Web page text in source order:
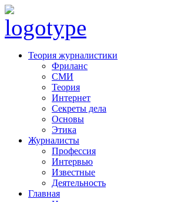
Теория журналистики
Фриланс
СМИ
Теория
Интернет
Секреты дела
Основы
Этика
Журналисты
Профессия
Интервью
Известные
Деятельность
Главная